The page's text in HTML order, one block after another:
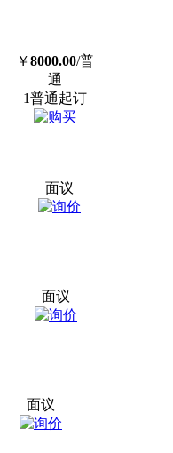
￥8000.00/普
通
1普通起订
面议
面议
面议